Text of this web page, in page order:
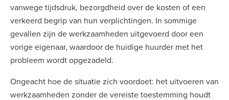
vanwege tijdsdruk, bezorgdheid over de kosten of een
verkeerd begrip van hun verplichtingen. In sommige
gevallen zijn de werkzaamheden uitgevoerd door een
vorige eigenaar, waardoor de huidige huurder met het
probleem wordt opgezadeld.
Ongeacht hoe de situatie zich voordoet: het uitvoeren van
werkzaamheden zonder de vereiste toestemming houdt